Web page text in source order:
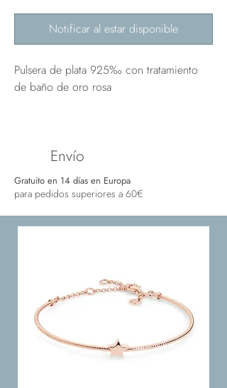
Notificar al estar disponible
Pulsera de plata 925‰ con tratamiento
de baño de oro rosa
Envío
Gratuito en 14 días en Europa
para pedidos superiores a 60€